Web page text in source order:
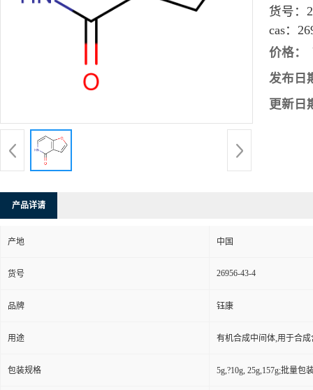
货号：
cas：
价格：
发布日
更新日
产品详请
产地 中国
货号 26956-43-4
品牌 钰康
用途 有机合成中间体,用于合
包装规格 5g,?10g, 25g,157g;批量包